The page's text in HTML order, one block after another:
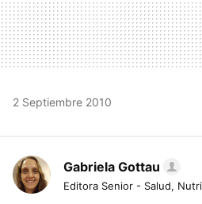
2 Septiembre 2010
Gabriela Gottau
Editora Senior - Salud,